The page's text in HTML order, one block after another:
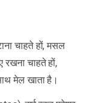
चाहते हों, मसल
रखना चाहते हों,
मेल खाता है।